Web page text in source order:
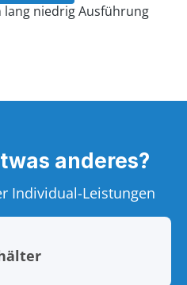
anderes?
Individual-Leistungen